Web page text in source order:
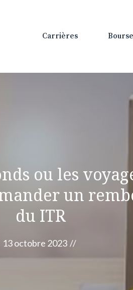
Carrières Bourse
ou les
un
du ITR
13 octobre 2023 //